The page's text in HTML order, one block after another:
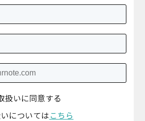
扱いに同意する
については こちら